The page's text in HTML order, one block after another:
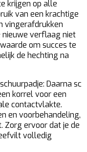
krijgen op alle
van een krachtige
vingerafdrukken
verflaag niet
om succes te
de hechting na
Daarna sc
korrel voor een
contactvlakte.
en voorbehandeling,
Zorg ervoor dat je de
volledig